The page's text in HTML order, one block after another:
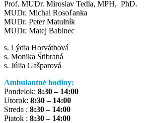
Prof. MUDr. Miroslav Tedla, MPH, PhD.
MUDr. Michal Rosoľanka
MUDr. Peter Matulník
MUDr. Matej Babinec
s. Lýdia Horváthová
s. Monika Štibraná
s. Júlia Gašparová
Ambulantné hodiny:
Pondelok: 8:30 – 14:00
Utorok: 8:30 – 14:00
Streda : 8:30 – 14:00
Piatok : 8:30 – 14:00